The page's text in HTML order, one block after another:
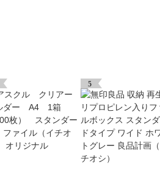
5